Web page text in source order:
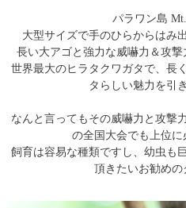
パラワン島
大型サイズで手のひらからはみ
長い大アゴと強力な威嚇力＆攻撃
世界最大のヒラタクワガタで、長
タらしい魅力を引
なんと言ってもその威嚇力と攻撃
の全国大会でも上位に
飼育は容易な種類ですし、幼虫も
頂きたいお勧めの